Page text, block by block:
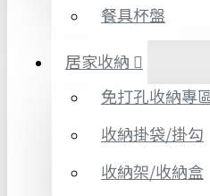
餐具杯盤
居家收納
免打孔收納專
收納掛袋/掛勾
收納架/收納盒